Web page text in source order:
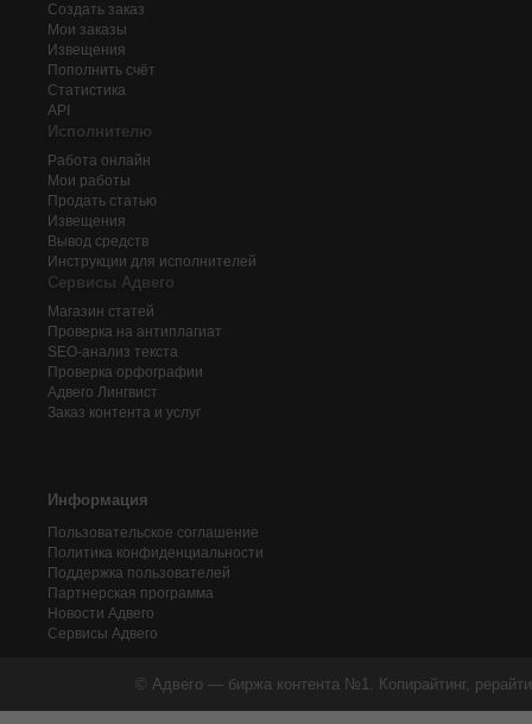
Создать заказ
Мои заказы
Извещения
Пополнить счёт
Статистика
API
Исполнителю
Работа онлайн
Мои работы
Продать статью
Извещения
Вывод средств
Инструкции для исполнителей
Сервисы Адвего
Магазин статей
Проверка на антиплагиат
SEO-анализ текста
Проверка орфографии
Адвего Лингвист
Заказ контента и услуг
Информация
Пользовательское соглашение
Политика конфиденциальности
Поддержка пользователей
Партнерская программа
Новости Адвего
Сервисы Адвего
© Адвего — биржа контента №1. Копирайтинг,